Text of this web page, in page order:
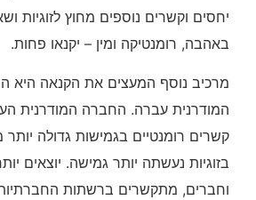
יחסים וקשרים נוספים מחוץ לזוגיות
באהבה, רומנטיקה ומין – יקנאו פחות.
מרכיב נוסף המעצים את הקנאה היא
המודרנית עברה. החברה המודרנית
קשרים רומנטיים בגמישות גדולה
בזוגיות נעשתה יותר גמישה. יוצאים
וחברים, מתקשרים ברשתות החברתיות,